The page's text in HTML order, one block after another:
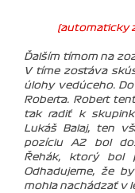
(automaticky
Ďalším tímom na
V tíme zostáva
úlohy vedúceho.
Roberta. Robert
tak radiť k
Lukáš Balaj, ten
pozíciu A2 bol
Řehák, ktorý bol
Odhadujeme, že
mohla nachádzať v